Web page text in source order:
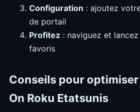
Configuration : ajoutez
de portail
Profitez : naviguez et
favoris
Conseils pour
On Roku Etatsunis